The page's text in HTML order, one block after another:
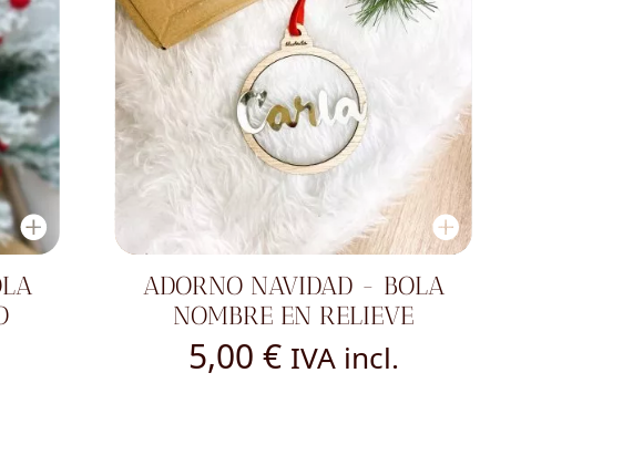
ADORNO NAVIDAD - BOLA
NOMBRE EN RELIEVE
5,00 € IVA incl.